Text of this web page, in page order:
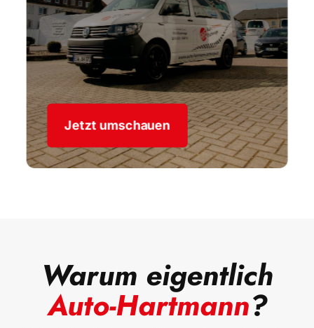
Jetzt umschauen
Warum eigentlich
Auto-Hartmann?